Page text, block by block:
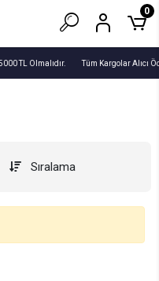
TL Olmalıdır. Tüm Kargolar Alıcı
0
Sıralama